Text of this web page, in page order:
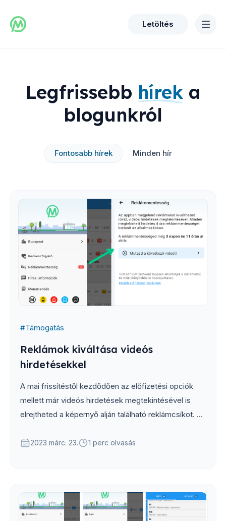
Letöltés
Legfrissebb hírek a
blogunkról
Fontosabb hírek Minden hír
#Támogatás
Reklámok kiváltása videós
hirdetésekkel
A mai frissítéstől kezdődően az előfizetési opciók
mellett már videós hirdetések megtekintésével is
elrejtheted a képernyő alján található reklámcsíkot. A
át nem fogsz reklámokkal találkozni az alkalmazás
2023 márc. 23. 1 perc olvasás